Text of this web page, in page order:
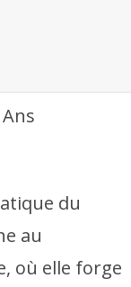
du
au
où elle forge